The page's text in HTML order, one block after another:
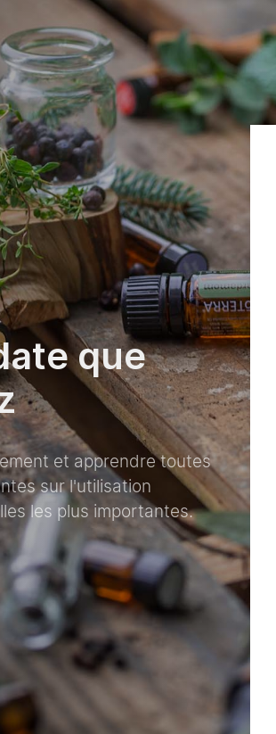
que
et apprendre toutes
sur l'utilisation
les plus importantes.